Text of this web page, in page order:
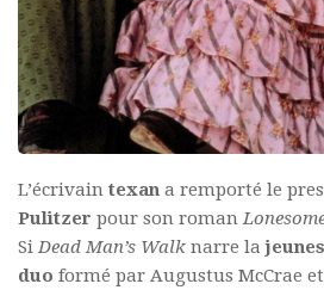
L’écrivain texan a remporté le
Pulitzer pour son roman
SiDead Man’s Walk narre la
duo formé par Augustus McCrae